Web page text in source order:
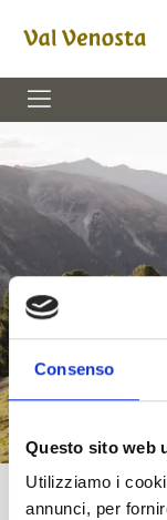
Consenso
Questo sito web
Utilizziamo i
annunci, per